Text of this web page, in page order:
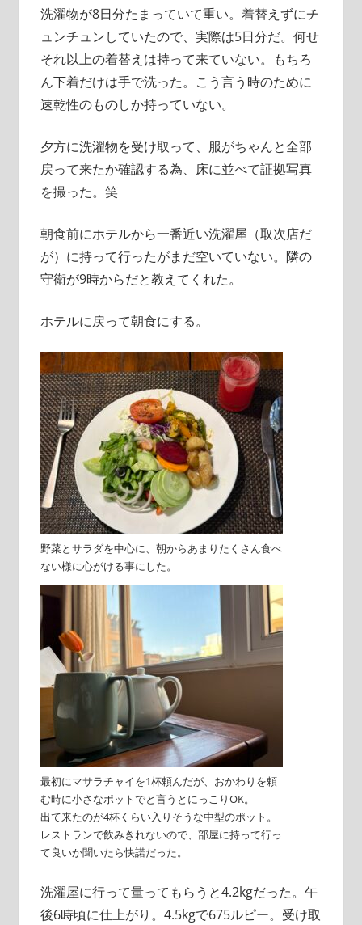
洗濯物が8日分たまっていて重い。着替えずにチ
ュンチュンしていたので、実際は5日分だ。何せ
それ以上の着替えは持って来ていない。もちろ
ん下着だけは手で洗った。こう言う時のために
速乾性のものしか持っていない。
夕方に洗濯物を受け取って、服がちゃんと全部
戻って来たか確認する為、床に並べて証拠写真
を撮った。笑
朝食前にホテルから一番近い洗濯屋（取次店だ
が）に持って行ったがまだ空いていない。隣の
守衛が9時からだと教えてくれた。
ホテルに戻って朝食にする。
野菜とサラダを中心に、朝からあまりたくさん食べ
ない様に心がける事にした。
最初にマサラチャイを1杯頼んだが、おかわりを頼
む時に小さなポットでと言うとにっこりOK。
出て来たのが4杯くらい入りそうな中型のポット。
レストランで飲みきれないので、部屋に持って行っ
て良いか聞いたら快諾だった。
洗濯屋に行って量ってもらうと4.2kgだった。午
後6時頃に仕上がり。4.5kgで675ルピー。受け取